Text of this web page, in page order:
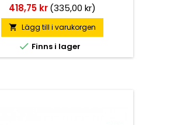
Pris
418,75 kr(335,00 kr)
 Lägg till i varukorgen
 Finns i lager